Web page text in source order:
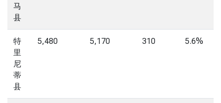
马
县
特
里
尼
蒂
县
5,480 5,170 310 5.6%